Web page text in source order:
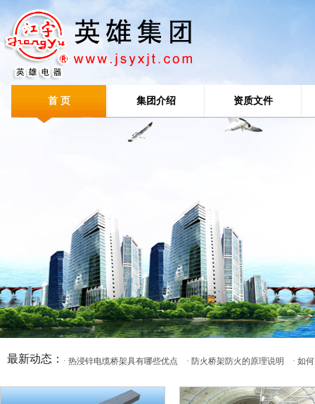
首 页 集团介绍 资质文件
最新动态： · 热浸锌电缆桥架具有哪些优点 · 防火桥架防火的原理说明 · 如